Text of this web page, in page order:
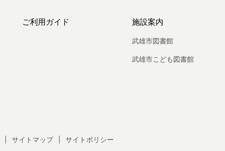
ご利用ガイド 施設案内
武雄市図書館
武雄市こども図書館
サイトマップ サイトポリシー